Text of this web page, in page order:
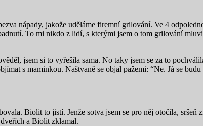
nápady, jakože uděláme firemní grilování. Ve 4
To mi nikdo z lidí, s kterými jsem o tom grilování
jsem si to vyřešila sama. No taky jsem se za to
s maminkou. Naštvaně se objal pažemi: “Ne. Já se
Biolit to jistí. Jenže sotva jsem se pro něj otočila, sršeň
a Biolit zklamal.